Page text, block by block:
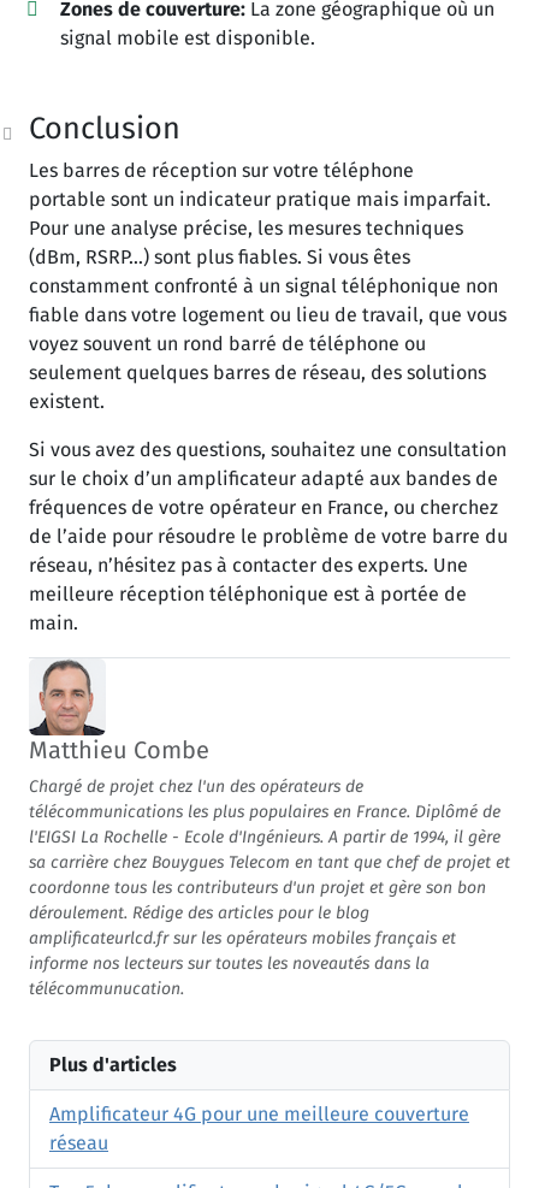
Zones de couverture:La zone géographique où un
signal mobile est disponible.
Conclusion
Les barres de réception sur votre téléphone
portable sont un indicateur pratique mais imparfait.
Pour une analyse précise, les mesures techniques
(dBm, RSRP…) sont plus fiables. Si vous êtes
constamment confronté à un signal téléphonique non
fiable dans votre logement ou lieu de travail, que vous
voyez souvent un rond barré de téléphone ou
seulement quelques barres de réseau, des solutions
existent.
Si vous avez des questions, souhaitez une consultation
sur le choix d’un amplificateur adapté aux bandes de
fréquences de votre opérateur en France, ou cherchez
de l’aide pour résoudre le problème de votre barre du
réseau, n’hésitez pas à contacter des experts. Une
meilleure réception téléphonique est à portée de
main.
Matthieu Combe
Chargé de projet chez l'un des opérateurs de
télécommunications les plus populaires en France. Diplômé de
l'EIGSI La Rochelle - Ecole d'Ingénieurs. A partir de 1994, il gère
sa carrière chez Bouygues Telecom en tant que chef de projet et
coordonne tous les contributeurs d'un projet et gère son bon
déroulement. Rédige des articles pour le blog
amplificateurlcd.fr sur les opérateurs mobiles français et
informe nos lecteurs sur toutes les noveautés dans la
télécommunucation.
Plus d'articles
Amplificateur 4G pour une meilleure couverture
réseau